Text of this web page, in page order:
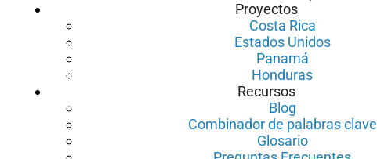
Proyectos
Costa Rica
Estados Unidos
Panamá
Honduras
Recursos
Blog
Combinador de palabras clave
Glosario